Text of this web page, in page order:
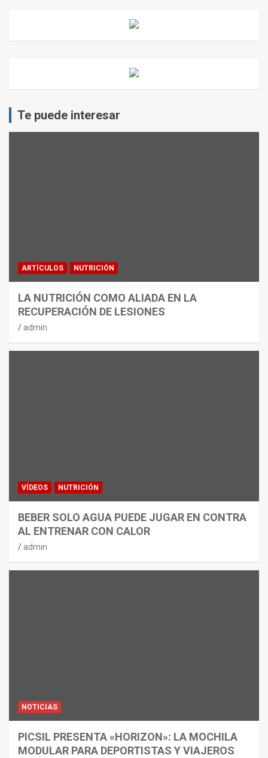
Te puede interesar
ARTÍCULOS NUTRICIÓN
LA NUTRICIÓN COMO ALIADA EN LA
RECUPERACIÓN DE LESIONES
admin
VÍDEOS NUTRICIÓN
BEBER SOLO AGUA PUEDE JUGAR EN CONTRA
AL ENTRENAR CON CALOR
admin
NOTICIAS
PICSIL PRESENTA «HORIZON»: LA MOCHILA
MODULAR PARA DEPORTISTAS Y VIAJEROS